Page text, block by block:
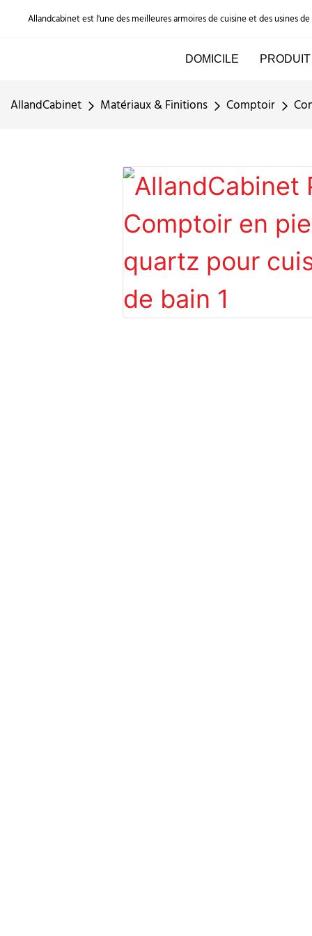
Allandcabinet est l'une des meilleures armoires de cuisine et des usines
DOMICILE PRODUIT
AllandCabinet Matériaux & Finitions Comptoir